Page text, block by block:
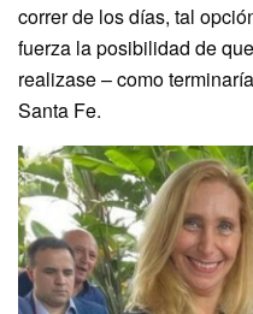
correr de los días, tal
fuerza la posibilidad de
realizase – como
Santa Fe.